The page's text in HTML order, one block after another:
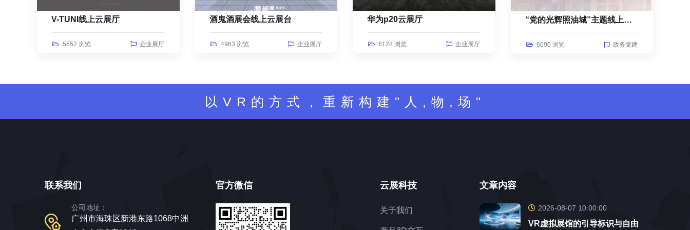
V-TUNI线上云展厅
5652 浏览 企业展厅
酒鬼酒展会线上云展台
4963 浏览 企业展厅
华为p20云展厅
6128 浏览 企业展厅
“党的光辉照油城”主题线上云展览
6096 浏览 政务党建
以VR的方式，重新构建"人,物,场"
联系我们
公司地址：
广州市海珠区新港东路1068中洲
官方微信 云展科技
关于我们
文章内容
2026-08-07 10:00:00
VR虚拟展馆的引导标识与自由